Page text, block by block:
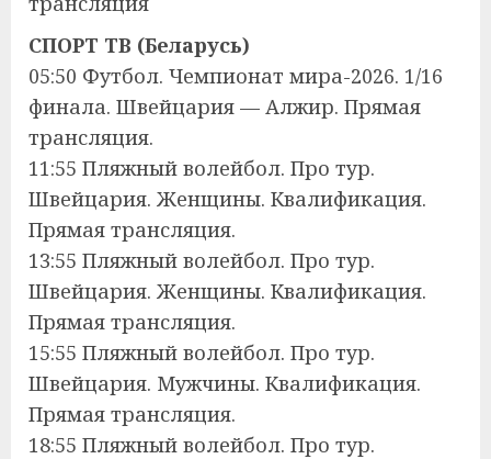
СПОРТ ТВ (Беларусь)
05:50 Футбол. Чемпионат мира-2026. 1/16
финала. Швейцария — Алжир. Прямая
трансляция.
11:55 Пляжный волейбол. Про тур.
Швейцария. Женщины. Квалификация.
Прямая трансляция.
13:55 Пляжный волейбол. Про тур.
Швейцария. Женщины. Квалификация.
Прямая трансляция.
15:55 Пляжный волейбол. Про тур.
Швейцария. Мужчины. Квалификация.
Прямая трансляция.
18:55 Пляжный волейбол. Про тур.